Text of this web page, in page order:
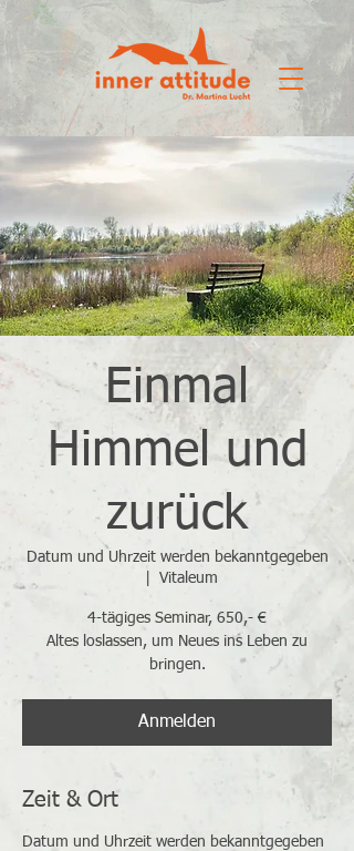
Einmal
Himmel und
zurück
Datum und Uhrzeit werden bekanntgegeben
Vitaleum
4-tägiges Seminar, 650,- €
Altes loslassen, um Neues ins Leben zu
bringen.
Anmelden
Zeit & Ort
Datum und Uhrzeit werden bekanntgegeben